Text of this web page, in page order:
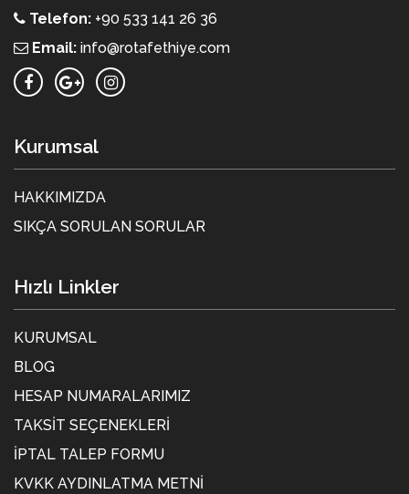
Telefon: +90 533 141 26 36
Email: info@rotafethiye.com
Kurumsal
HAKKIMIZDA
SIKÇA SORULAN SORULAR
Hızlı Linkler
KURUMSAL
BLOG
HESAP NUMARALARIMIZ
TAKSIT SEÇENEKLERI
İPTAL TALEP FORMU
KVKK AYDINLATMA METNİ